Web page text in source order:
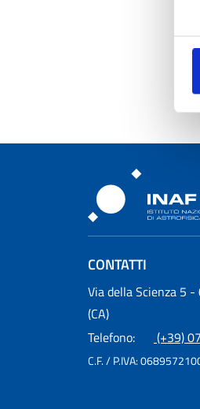
CONTATTI
Osservatorio
Via della Scienza 5
(CA)
Telefono:
(+39)
C.F. / P.IVA: